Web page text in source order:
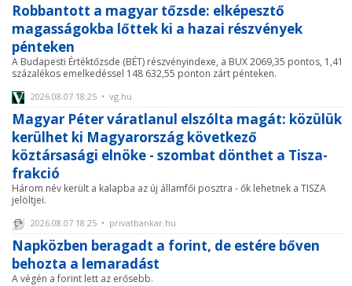
Robbantott a magyar tőzsde: elképesztő
magasságokba lőttek ki a hazai részvények
pénteken
A Budapesti Értéktőzsde (BÉT) részvényindexe, a BUX 2069,35 pontos, 1,41
százalékos emelkedéssel 148 632,55 ponton zárt pénteken.
2026.08.07 18:25 • vg.hu
Magyar Péter váratlanul elszólta magát: közülük
kerülhet ki Magyarország következő
köztársasági elnöke - szombat dönthet a Tisza-
frakció
Három név került a kalapba az új államfői posztra - ők lehetnek a TISZA
jelöltjei.
2026.08.07 18:25 • privatbankar.hu
Napközben beragadt a forint, de estére bőven
behozta a lemaradást
A végén a forint lett az erősebb.